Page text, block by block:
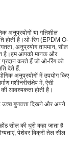
अनुप्रयोगों या गतिशील
होती है।ओ-रिंग (EPDM O-
अनुप्रयोग तापमान, सील
है।हम आपको मानक और
प्रदान करते हैं जो ओ-रिंग को
देते हैं.
अनुप्रयोगों में उपयोग किए
मशीनरीसंक्षेप में, ऐसी
की आवश्यकता होती है।
उच्च गुणवत्ता दिखने और अपने
सील की धुरी कहा जाता है
पेशेवर बिक्री तेल सील